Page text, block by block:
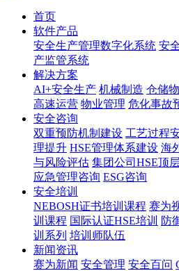
首页
软件产品
安全生产管理数字化系统 安
产监管系统
解决方案
AI+安全生产 机械制造 仓储
高速运营 物业管理 危化事故
安全咨询
双重预防机制建设 工艺过程
理提升 HSE管理体系建设 海
与风险评估 集团公司HSE顶
应急管理咨询 ESG咨询
安全培训
NEBOSH证书培训课程 赛为
训课程 国际认证HSE培训 防
训系列 培训师队伍
新闻资讯
赛为新闻 安全管理 安全百问